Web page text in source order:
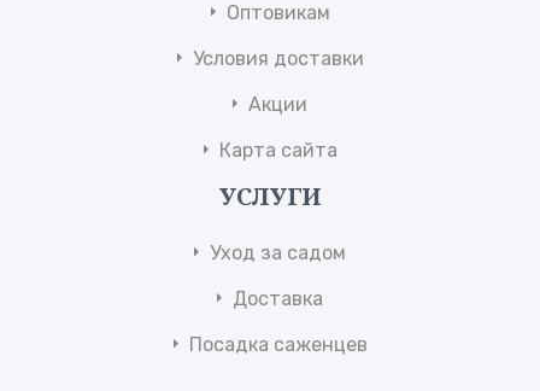
Оптовикам
Условия доставки
Акции
Карта сайта
УСЛУГИ
Уход за садом
Доставка
Посадка саженцев